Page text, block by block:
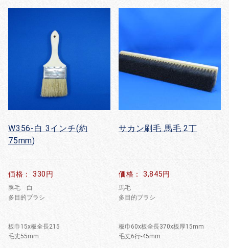
W356-白 3インチ(約
75mm)
価格： 330円
豚毛 白
多目的ブラシ
板巾15x板全長215
毛丈55mm
サカン刷毛 馬毛 2丁
価格： 3,845円
馬毛
多目的ブラシ
板巾60x板全長370x板厚15mm
毛丈6行-45mm